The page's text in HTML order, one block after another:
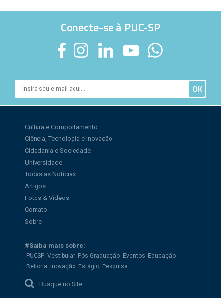
Conecte-se à PUC-SP
Cultura e Comportamento
Ciência, Tecnologia e Inovação
Cidadania e Sociedade
Universidade
Todas as Notícias
Artigos
Fotos & Vídeos
Contato
Sobre
#Saiba mais sobre:
PUCSP Vestibular Pós-Graduação Eventos
Educação
Reitoria
Inovação Estágio Pesquisa
Busque no Site